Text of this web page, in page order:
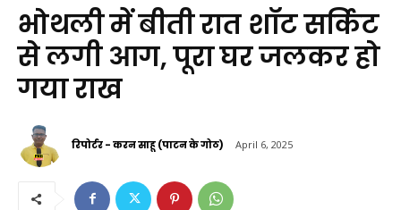
भोथली में बीती रात शॉट सर्किट
से लगी आग, पूरा घर जलकर हो
गया राख
रिपोर्टर - करन साहू (पाटन के गोठ) April 6, 2025